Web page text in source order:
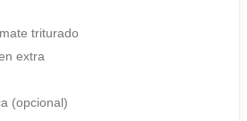
triturado
extra
(opcional)